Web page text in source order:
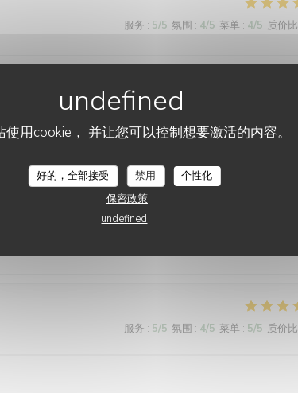
使用cookie， 并让您可以控制想要激活的内容。
好的，全部接受 禁用
个性化
保密政策
undefined
服务 : 5/5 氛围 : 4/5 菜单 : 4/5 质价比
服务 : 5/5 氛围
服务:
délicieux et copieux
服务 : 5/5 氛围 : 4/5 菜单 : 5/5 质价比